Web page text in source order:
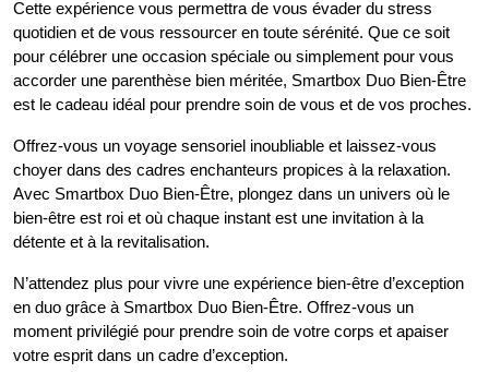
Cette expérience vous permettra de vous évader du stress
quotidien et de vous ressourcer en toute sérénité. Que ce soit
pour célébrer une occasion spéciale ou simplement pour vous
accorder une parenthèse bien méritée, Smartbox Duo Bien-Être
est le cadeau idéal pour prendre soin de vous et de vos proches.
Offrez-vous un voyage sensoriel inoubliable et laissez-vous
choyer dans des cadres enchanteurs propices à la relaxation.
Avec Smartbox Duo Bien-Être, plongez dans un univers où le
bien-être est roi et où chaque instant est une invitation à la
détente et à la revitalisation.
N’attendez plus pour vivre une expérience bien-être d’exception
en duo grâce à Smartbox Duo Bien-Être. Offrez-vous un
moment privilégié pour prendre soin de votre corps et apaiser
votre esprit dans un cadre d’exception.